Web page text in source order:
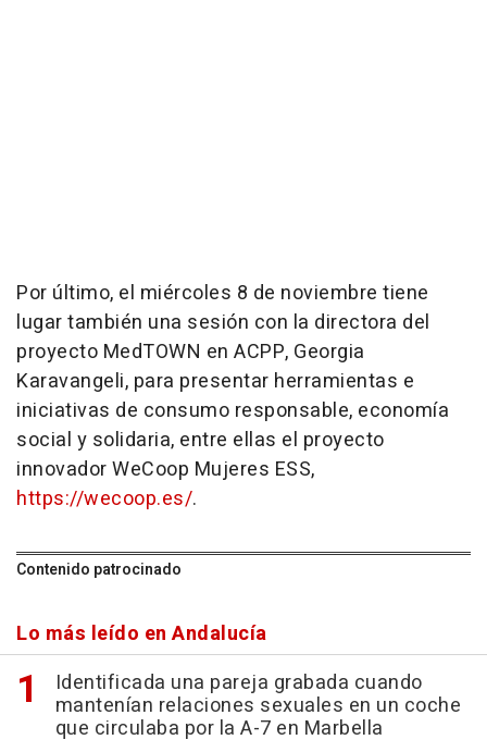
Por último, el miércoles 8 de noviembre tiene
lugar también una sesión con la directora del
proyecto MedTOWN en ACPP, Georgia
Karavangeli, para presentar herramientas e
iniciativas de consumo responsable, economía
social y solidaria, entre ellas el proyecto
innovador WeCoop Mujeres ESS,
https://wecoop.es/.
Contenido patrocinado
Lo más leído en Andalucía
Identificada una pareja grabada cuando
mantenían relaciones sexuales en un coche
que circulaba por la A-7 en Marbella